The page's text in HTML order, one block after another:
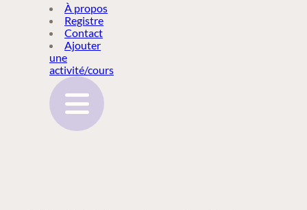
REGISTRE
CONTACT
À propos
Registre
Contact
Ajouter
une
activité/cours